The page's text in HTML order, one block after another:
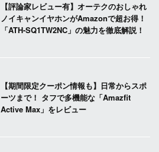
【評論家レビュー有】オーテクのおしゃれ
ノイキャンイヤホンがAmazonで超お得！
「ATH-SQ1TW2NC」の魅力を徹底解説！
【期間限定クーポン情報も】日常からスポ
ーツまで！ タフで多機能な「Amazfit
Active Max」をレビュー